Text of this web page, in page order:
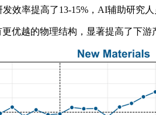
率提高了13-15%，AI辅助研究人
越的物理结构，显著提高了下游